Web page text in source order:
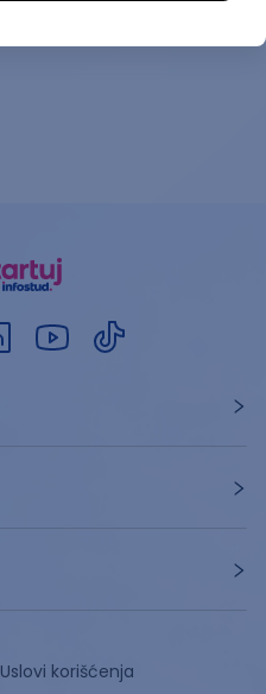
Uslovi korišćenja